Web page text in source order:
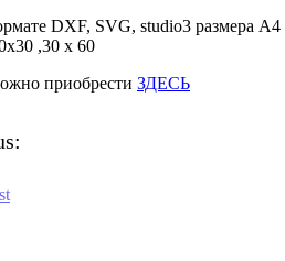
DXF, SVG, studio3 размера А4
,30 х 60
приобрести ЗДЕСЬ